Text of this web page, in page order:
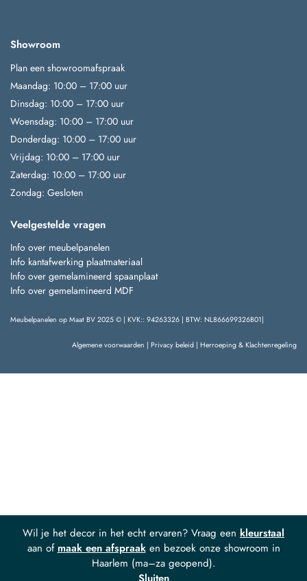
Wil je het decor in het echt ervaren? Vraag een kleurstaal
aan of maak een afspraaken bezoek onze showroom in
Haarlem (ma–za geopend).
Showroom
Plan een showroomafspraak
Maandag: 10:00 – 17:00 uur
Dinsdag: 10:00 – 17:00 uur
Woensdag: 10:00 – 17:00 uur
Donderdag: 10:00 – 17:00 uur
Vrijdag: 10:00 – 17:00 uur
Zaterdag: 10:00 – 17:00 uur
Zondag: Gesloten
Veelgestelde vragen
Info over meubelpanelen
Info kantafwerking plaatmateriaal
Info over gemelamineerd spaanplaat
Info over gemelamineerd MDF
Meubelpanelen op Maat BV 2025 © | KVK:: 94263326 | BTW: NL866699326B01|
Algemene voorwaarden | Privacy beleid | Herroeping & Klachtenregeling